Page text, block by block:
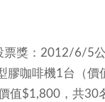
票獎：2012/6/5
膠咖啡機1台（
值$1,800，共30